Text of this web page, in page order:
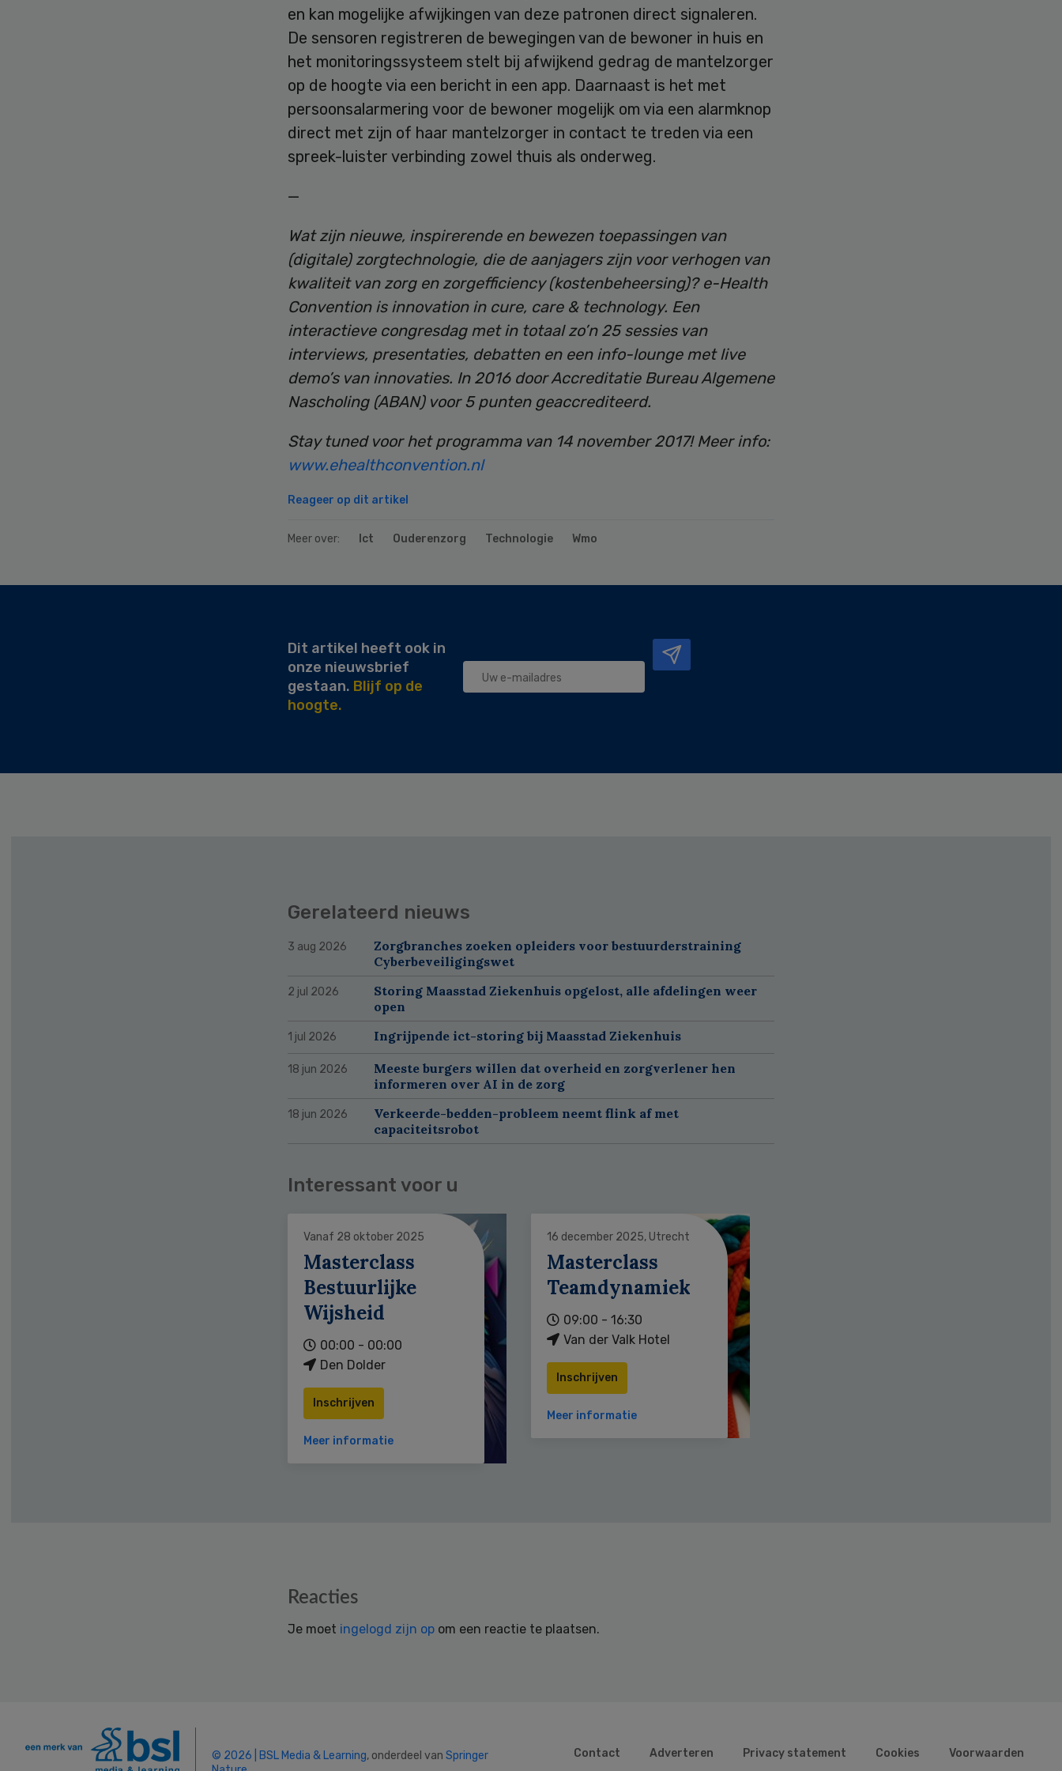
en kan mogelijke afwijkingen van deze patronen direct signaleren.
De sensoren registreren de bewegingen van de bewoner in huis en
het monitoringssysteem stelt bij afwijkend gedrag de mantelzorger
op de hoogte via een bericht in een app. Daarnaast is het met
persoonsalarmering voor de bewoner mogelijk om via een alarmknop
direct met zijn of haar mantelzorger in contact te treden via een
spreek-luister verbinding zowel thuis als onderweg.
—
Wat zijn nieuwe, inspirerende en bewezen toepassingen van
(digitale) zorgtechnologie, die de aanjagers zijn voor verhogen van
kwaliteit van zorg en zorgefficiency (kostenbeheersing)? e-Health
Convention is innovation in cure, care & technology. Een
interactieve congresdag met in totaal zo’n 25 sessies van
interviews, presentaties, debatten en een info-lounge met live
demo’s van innovaties. In 2016 door Accreditatie Bureau Algemene
Nascholing (ABAN) voor 5 punten geaccrediteerd.
Stay tuned voor het programma van 14 november 2017! Meer info:
www.ehealthconvention.nl
Reageer op dit artikel
Meer over: Ict Ouderenzorg Technologie Wmo
Dit artikel heeft ook in
onze nieuwsbrief
gestaan. Blijf op de
hoogte.
Gerelateerd nieuws
3 aug 2026
Zorgbranches zoeken opleiders voor bestuurderstraining
Cyberbeveiligingswet
2 jul 2026
Storing Maasstad Ziekenhuis opgelost, alle afdelingen weer
open
1 jul 2026 Ingrijpende ict-storing bij Maasstad Ziekenhuis
18 jun 2026
Meeste burgers willen dat overheid en zorgverlener hen
informeren over AI in de zorg
18 jun 2026
Verkeerde-bedden-probleem neemt flink af met
capaciteitsrobot
Interessant voor u
Vanaf 28 oktober 2025
Masterclass
Bestuurlijke
Wijsheid
00:00 - 00:00
Den Dolder
Inschrijven
Meer informatie
16 december 2025, Utrecht
Masterclass
Teamdynamiek
09:00 - 16:30
Van der Valk Hotel
Inschrijven
Meer informatie
Reacties
Je moet ingelogd zijn op om een reactie te plaatsen.
© 2026 | BSL Media & Learning, onderdeel van Springer
Contact Adverteren Privacy statement Cookies Voorwaarden